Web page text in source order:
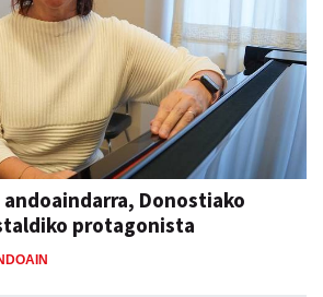
Donostiako
protagonista